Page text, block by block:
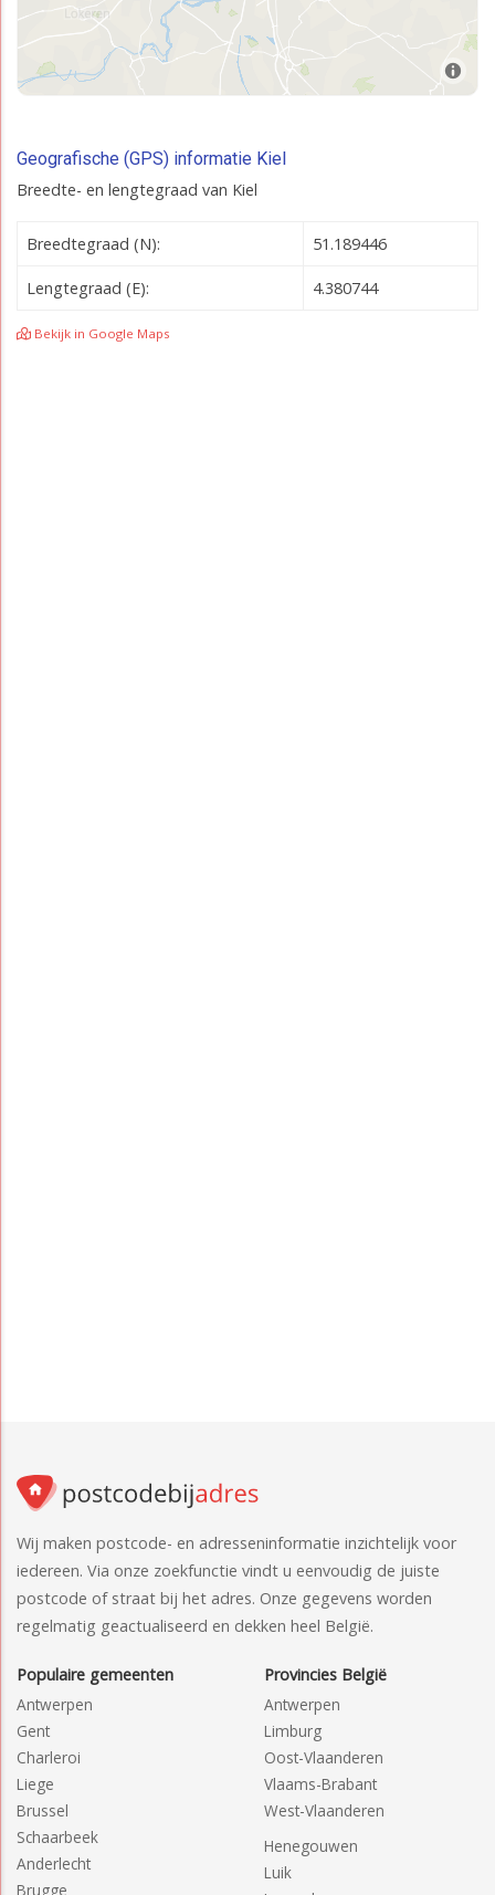
Geografische (GPS) informatie Kiel
Breedte- en lengtegraad van Kiel
Breedtegraad (N): 51.189446
Lengtegraad (E): 4.380744
Bekijk in Google Maps
Wij maken postcode- en adresseninformatie inzichtelijk voor
iedereen. Via onze zoekfunctie vindt u eenvoudig de juiste
postcode of straat bij het adres. Onze gegevens worden
regelmatig geactualiseerd en dekken heel België.
Populaire gemeenten
Antwerpen
Gent
Charleroi
Liege
Brussel
Schaarbeek
Anderlecht
Brugge
Provincies België
Antwerpen
Limburg
Oost-Vlaanderen
Vlaams-Brabant
West-Vlaanderen
Henegouwen
Luik